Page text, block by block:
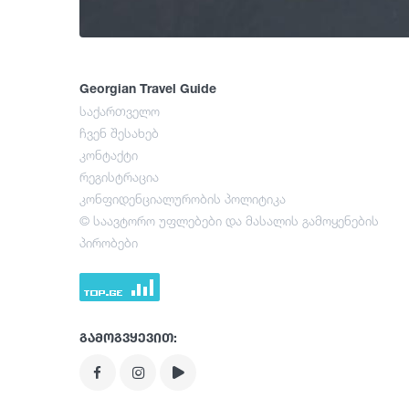
Georgian Travel Guide
საქართველო
ჩვენ შესახებ
კონტაქტი
რეგისტრაცია
კონფიდენციალურობის პოლიტიკა
© საავტორო უფლებები და მასალის გამოყენების
პირობები
გამოგვყევით: